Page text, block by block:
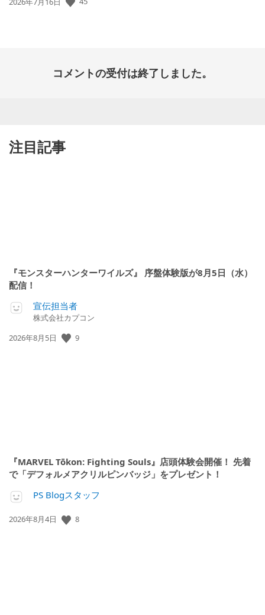
コメントの受付は終了しました。
注目記事
『モンスターハンターワイルズ』 序盤体験版が8月5日（水）
配信！
宣伝担当者
株式会社カプコン
公
2026年8月5日 9
『MARVEL Tōkon: Fighting Souls』店頭体験会開催！ 先着
で「デフォルメアクリルピンバッジ」をプレゼント！
PS Blogスタッフ
公
2026年8月4日 8